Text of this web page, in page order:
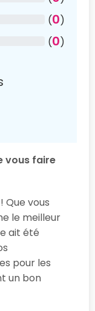
(0)
(0)
vous faire
Que vous
le meilleur
ait été
pour les
un bon